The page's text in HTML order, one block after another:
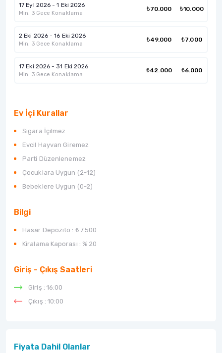
17 Eyl 2026 - 1 Eki 2026
Min. 3 Gece Konaklama
₺70.000 ₺10.000
2 Eki 2026 - 16 Eki 2026
Min. 3 Gece Konaklama
₺49.000 ₺7.000
17 Eki 2026 - 31 Eki 2026
Min. 3 Gece Konaklama
₺42.000 ₺6.000
Ev İçi Kurallar
Sigara İçilmez
Evcil Hayvan Giremez
Parti Düzenlenemez
Çocuklara Uygun (2-12)
Bebeklere Uygun (0-2)
Bilgi
Hasar Depozito : ₺ 7.500
Kiralama Kaporası : % 20
Giriş - Çıkış Saatleri
Giriş : 16:00
Çıkış : 10:00
Fiyata Dahil Olanlar